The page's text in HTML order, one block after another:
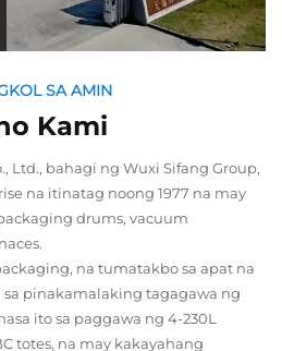
SA AMIN
Kami
Ltd., bahagi ng Wuxi Sifang Group,
na itinatag noong 1977 na may
drums, vacuum
na tumatakbo sa apat na
sa pinakamalaking tagagawa ng
ito sa paggawa ng 4-230L
totes, na may kakayahang